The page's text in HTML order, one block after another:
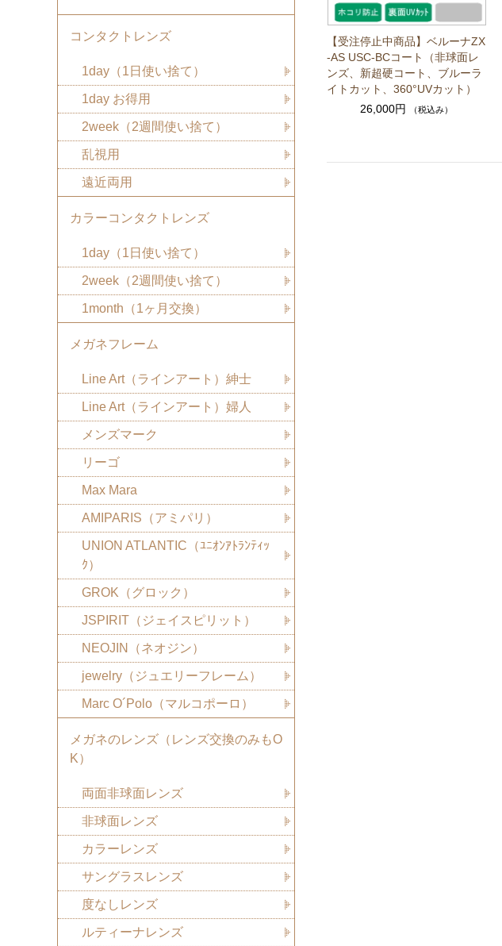
【受注停止中商品】ベルーナZX
-AS USC-BCコート（非球面レ
ンズ、新超硬コート、ブルーラ
イトカット、360°UVカット）
26,000円
（税込み）
コンタクトレンズ
1day（1日使い捨て）
1day お得用
2week（2週間使い捨て）
乱視用
遠近両用
カラーコンタクトレンズ
1day（1日使い捨て）
2week（2週間使い捨て）
1month（1ヶ月交換）
メガネフレーム
Line Art（ラインアート）紳士
Line Art（ラインアート）婦人
メンズマーク
リーゴ
Max Mara
AMIPARIS（アミパリ）
UNION ATLANTIC（ﾕﾆｵﾝｱﾄﾗﾝﾃｨｯ
ｸ）
GROK（グロック）
JSPIRIT（ジェイスピリット）
NEOJIN（ネオジン）
jewelry（ジュエリーフレーム）
Marc O´Polo（マルコポーロ）
メガネのレンズ（レンズ交換のみもO
K）
両面非球面レンズ
非球面レンズ
カラーレンズ
サングラスレンズ
度なしレンズ
ルティーナレンズ